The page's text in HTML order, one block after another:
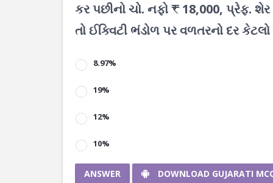
કર પછીનો ચો. નફો ₹ 18,000, પ્રેફ.
તો ઈક્વિટી ભંડોળ પર વળતરનો દર કેટલો
8.97%
19%
12%
10%
ANSWER DOWNLOAD GUJARATI